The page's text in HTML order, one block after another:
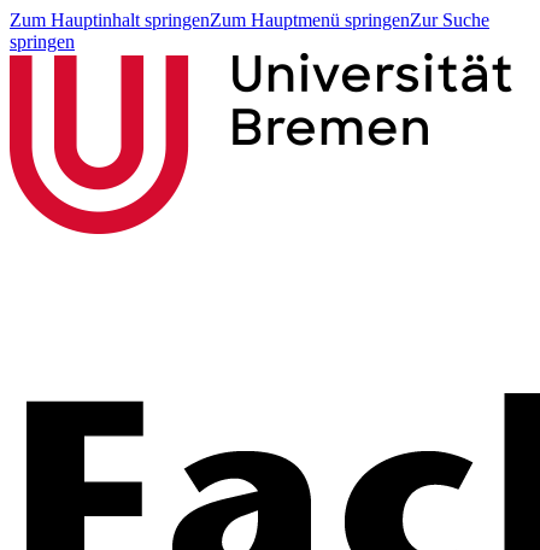
Zum Hauptinhalt springenZum Hauptmenü springenZur Suche
springen